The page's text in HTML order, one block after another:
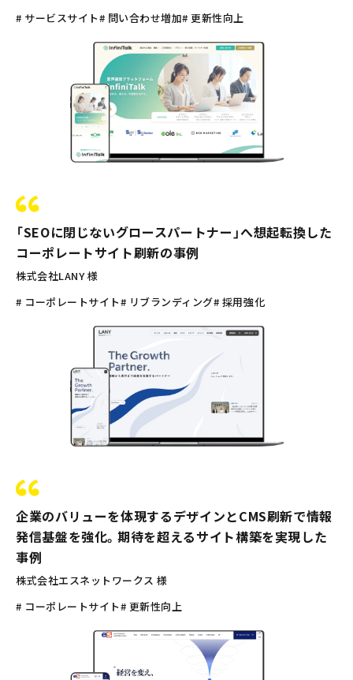
# サービスサイト# 問い合わせ増加# 更新性向上
「SEOに閉じないグロースパートナー」へ想起転換した
コーポレートサイト刷新の事例
株式会社LANY 様
# コーポレートサイト# リブランディング# 採用強化
企業のバリューを体現するデザインとCMS刷新で情報
発信基盤を強化。期待を超えるサイト構築を実現した
事例
株式会社エスネットワークス 様
# コーポレートサイト# 更新性向上